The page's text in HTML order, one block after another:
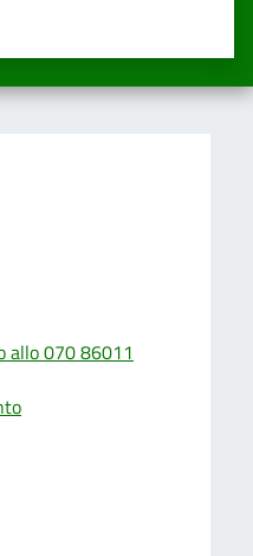
5
allo 070 86011